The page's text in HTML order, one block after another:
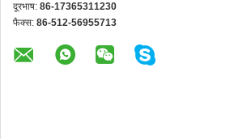
दूरभाष: 86-17365311230
फैक्स: 86-512-56955713